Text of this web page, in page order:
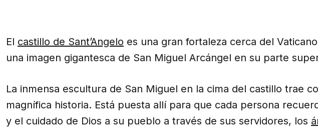
El castillo de Sant’Angelo es una gran fortaleza cerca del
una imagen gigantesca de San Miguel Arcángel en su parte
La inmensa escultura de San Miguel en la cima del castillo trae
magnífica historia. Está puesta allí para que cada persona
y el cuidado de Dios a su pueblo a través de sus servidores, los